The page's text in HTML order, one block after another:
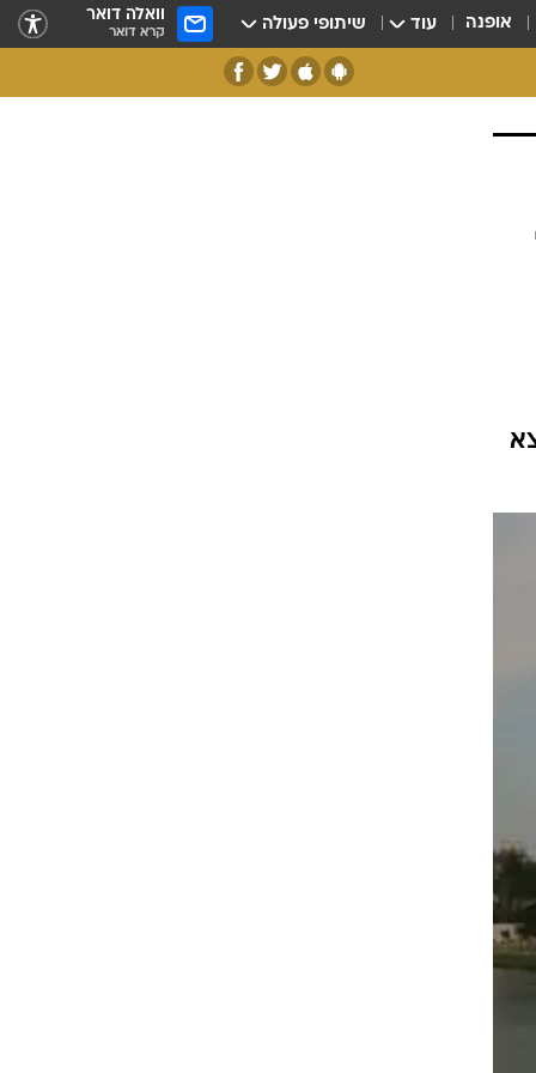
אופנה עוד שיתופי פעולה וואלה דואר
קרא דואר